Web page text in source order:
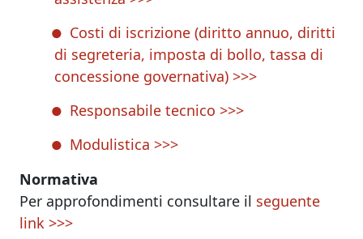
Costi di iscrizione (diritto annuo, diritti
di segreteria, imposta di bollo, tassa di
concessione governativa) >>>
Responsabile tecnico >>>
Modulistica >>>
Normativa
Per approfondimenti consultare il seguente
link >>>